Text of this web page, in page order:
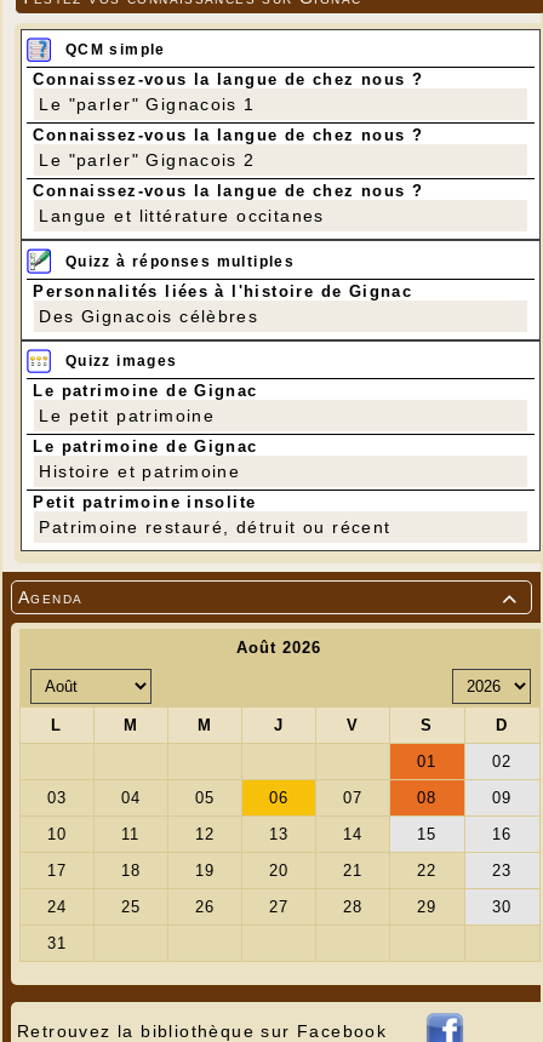

Agenda
Retrouvez la bibliothèque sur Facebook
QCM simple
Connaissez-vous la langue de chez nous ?
Le "parler" Gignacois 1
Connaissez-vous la langue de chez nous ?
Le "parler" Gignacois 2
Connaissez-vous la langue de chez nous ?
Langue et littérature occitanes
Quizz à réponses multiples
Personnalités liées à l'histoire de Gignac
Des Gignacois célèbres
Quizz images
Le patrimoine de Gignac
Le petit patrimoine
Le patrimoine de Gignac
Histoire et patrimoine
Petit patrimoine insolite
Patrimoine restauré, détruit ou récent